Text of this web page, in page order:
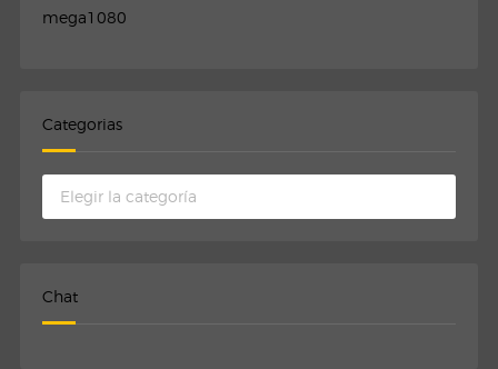
mega1080
Categorias
Categorias
Chat